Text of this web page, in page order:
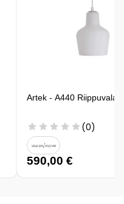
Artek - A440
(0)
590,00 €